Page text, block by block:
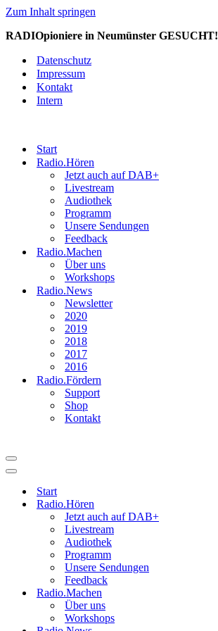
Zum Inhalt springen
RADIOpioniere in Neumünster GESUCHT!
Datenschutz
Impressum
Kontakt
Intern
Start
Radio.Hören
Jetzt auch auf DAB+
Livestream
Audiothek
Programm
Unsere Sendungen
Feedback
Radio.Machen
Über uns
Workshops
Radio.News
Newsletter
2020
2019
2018
2017
2016
Radio.Fördern
Support
Shop
Kontakt
Navigationsmenü
Navigationsmenü
Start
Radio.Hören
Jetzt auch auf DAB+
Livestream
Audiothek
Programm
Unsere Sendungen
Feedback
Radio.Machen
Über uns
Workshops